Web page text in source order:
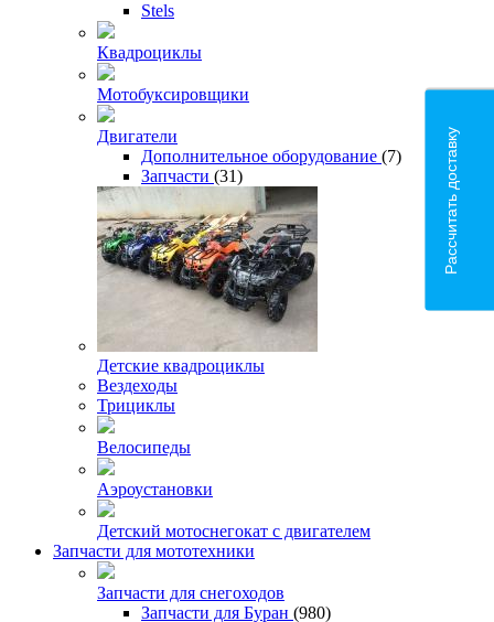
Stels
Квадроциклы
Мотобуксировщики
Двигатели
Дополнительное оборудование (7)
Запчасти (31)
Детские квадроциклы
Вездеходы
Трициклы
Велосипеды
Аэроустановки
Детский мотоснегокат с двигателем
Запчасти для мототехники
Запчасти для снегоходов
Запчасти для Буран (980)
Рассчитать доставку